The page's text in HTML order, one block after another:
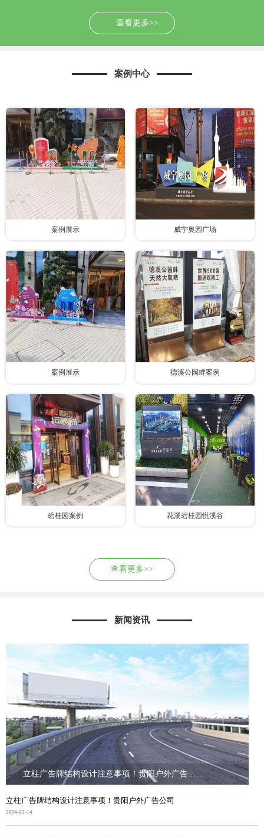
查看更多>>
案例中心
案例展示 威宁奥园广场
案例展示 德溪公园畔案例
碧桂园案例 花溪碧桂园悦溪谷
查看更多>>
新闻资讯
立柱广告牌结构设计注意事项！贵阳户外广告......
立柱广告牌结构设计注意事项！贵阳户外广告公司
2024-02-14